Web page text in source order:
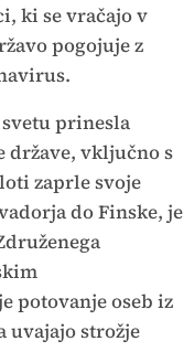
ki se vračajo v
pogojuje z
prinesla
države, vključno s
zaprle svoje
do Finske, je
potovanje oseb iz
uvajajo strožje